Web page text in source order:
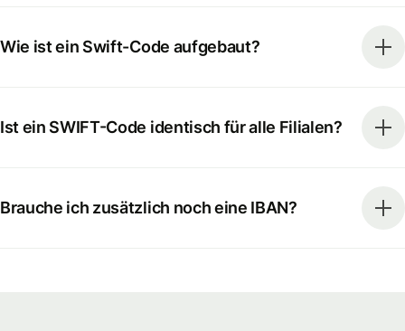
Wie ist ein Swift-Code aufgebaut?
Ist ein SWIFT-Code identisch für alle Filialen?
Brauche ich zusätzlich noch eine IBAN?